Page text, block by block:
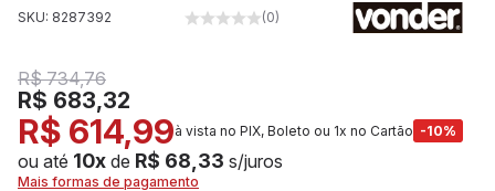
SKU: 8287392 (0)
R$ 734,76
R$ 683,32
R$ 614,99à vista no PIX, Boleto ou 1x no Cartão -10%
ou até 10x de R$ 68,33 s/juros
Mais formas de pagamento